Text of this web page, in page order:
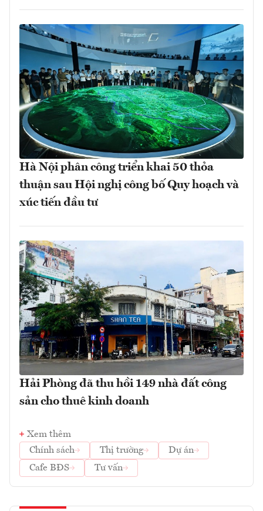
Hà Nội phân công triển khai 50 thỏa
thuận sau Hội nghị công bố Quy hoạch và
xúc tiến đầu tư
Hải Phòng đã thu hồi 149 nhà đất công
sản cho thuê kinh doanh
Xem thêm
Chính sách
Thị trường
Dự án
Cafe BĐS
Tư vấn